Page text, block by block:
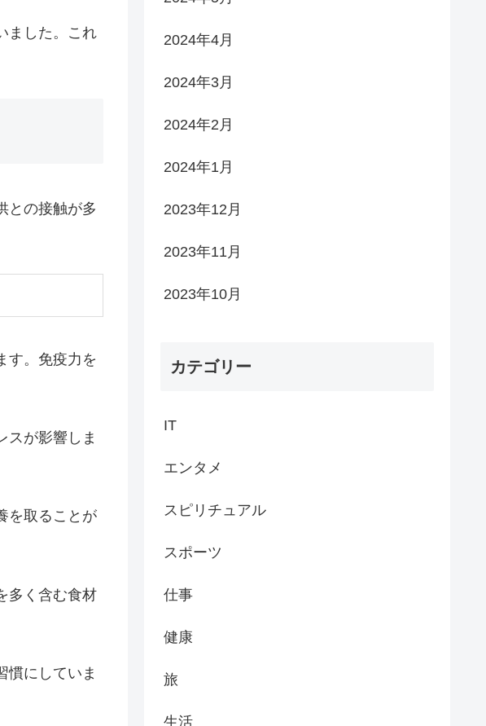
ました。これ
との接触が多
す。免疫力を
スが影響しま
を取ることが
多く含む食材
慣にしていま
2024年4月
2024年3月
2024年2月
2024年1月
2023年12月
2023年11月
2023年10月
カテゴリー
IT
エンタメ
スピリチュアル
スポーツ
仕事
健康
旅
生活